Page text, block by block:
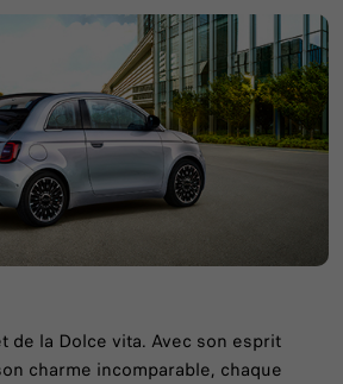
de la Dolce vita. Avec son esprit
charme incomparable, chaque